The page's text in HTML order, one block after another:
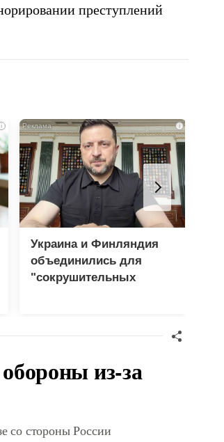
преступлений
i i
Украина и Финляндия
объединились для
"сокрушительных
из-за
со стороны России